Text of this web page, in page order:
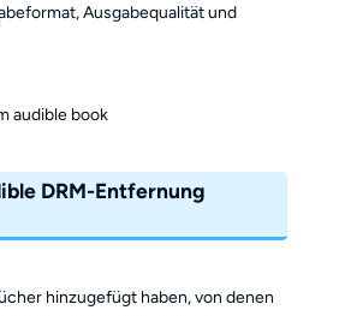
Ausgabequalität und
DRM-Entfernung
hinzugefügt haben, von denen